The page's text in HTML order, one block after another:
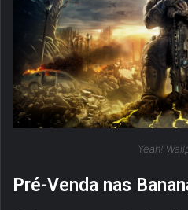
Yeah!
Pré-Venda nas